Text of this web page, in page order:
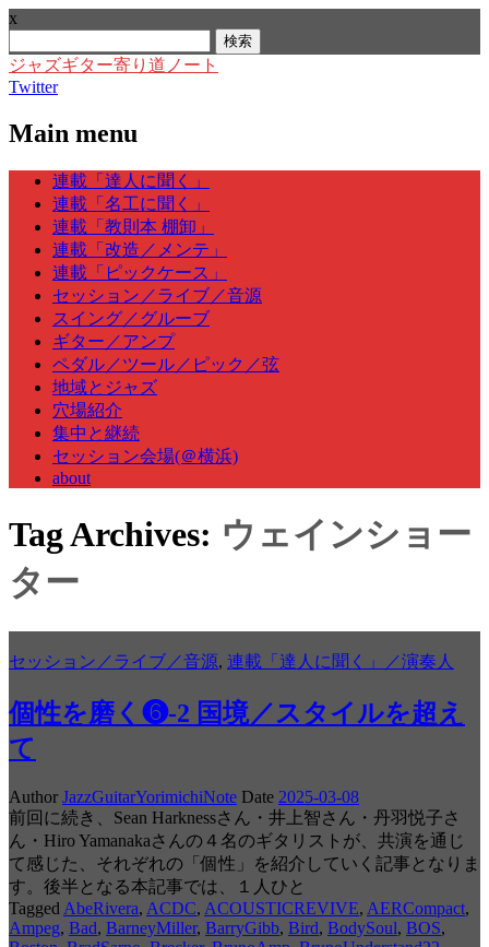
x
索:
ジャズギター寄り道ノート
Twitter
Main menu
Skip
content
連載「達人に聞く」
連載「名工に聞く」
連載「教則本 棚卸」
連載「改造／メンテ」
連載「ピックケース」
セッション／ライブ／音源
スイング／グルーブ
ギター／アンプ
ペダル／ツール／ピック／弦
地域とジャズ
穴場紹介
集中と継続
セッション会場(＠横浜)
about
Tag Archives: ウェインショー
ター
セッション／ライブ／音源, 連載「達人に聞く」／演奏人
個性を磨く❻-2 国境／スタイルを超え
て
Author JazzGuitarYorimichiNote Date 2025-03-08
前回に続き、Sean Harknessさん・井上智さん・丹羽悦子さ
ん・Hiro Yamanakaさんの４名のギタリストが、共演を通じ
て感じた、それぞれの「個性」を紹介していく記事となりま
す。後半となる本記事では、１人ひと
Tagged AbeRivera, ACDC, ACOUSTICREVIVE, AERCompact,
Ampeg, Bad, BarneyMiller, BarryGibb, Bird, BodySoul, BOS,